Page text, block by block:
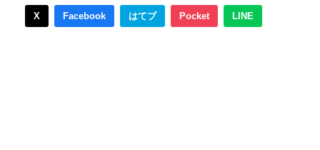
X Facebook はてブ Pocket LINE